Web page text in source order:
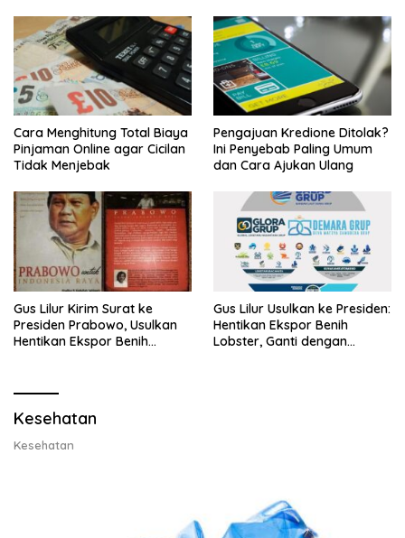
Cara Menghitung Total Biaya
Pinjaman Online agar Cicilan
Tidak Menjebak
Pengajuan Kredione Ditolak?
Ini Penyebab Paling Umum
dan Cara Ajukan Ulang
Gus Lilur Kirim Surat ke
Presiden Prabowo, Usulkan
Hentikan Ekspor Benih
Gus Lilur Usulkan ke Presiden:
Hentikan Ekspor Benih
Lobster, Ganti dengan
Kesehatan
Kesehatan